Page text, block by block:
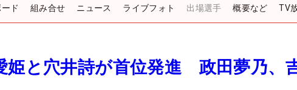
ド 組み合せ ニュース ライブフォト 出場選手 概要など TV
姫と穴井詩が首位発進 政田夢乃、